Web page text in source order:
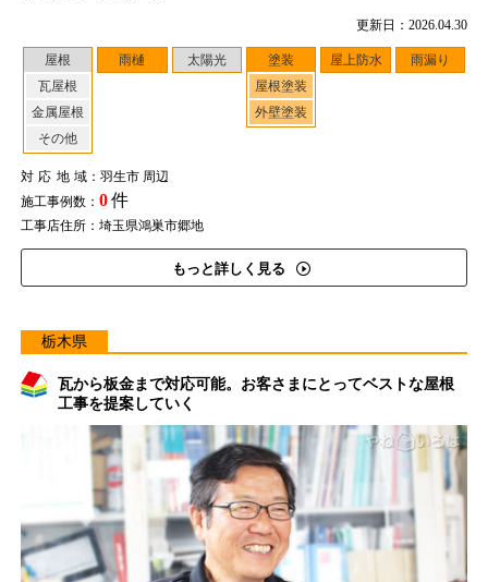
更新日：2026.04.30
屋根
瓦屋根
金属屋根
その他
雨樋 太陽光
塗装
屋根塗装
外壁塗装
屋上防水 雨漏り
対応地域：羽生市 周辺
施工事例数： 0件
工事店住所：埼玉県鴻巣市郷地
もっと詳しく見る
栃木県
瓦から板金まで対応可能。お客さまにとってベストな屋根
工事を提案していく